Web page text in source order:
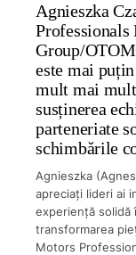
Agnieszka
Group/
este mai
mult mai
susținerea
parteneriate
schimbările
Agnieszka
apreciați lideri ai
experiență solidă
transformarea
Motors